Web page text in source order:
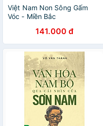
Việt Nam Non Sông Gấm
Vóc - Miền Bắc
141.000 đ